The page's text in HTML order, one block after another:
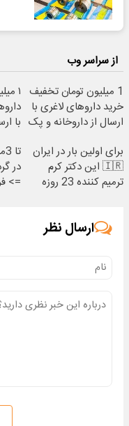
از سراسر وب
1 میلیون تومان تخفیف
خرید داروهای لاغری با
ارسال از داروخانه و پک
۱
با
برای اولین بار در ایران
🇮🇷 این دکتر کرم
ترمیم کننده 23 روزه
در
=>
ارسال نظر